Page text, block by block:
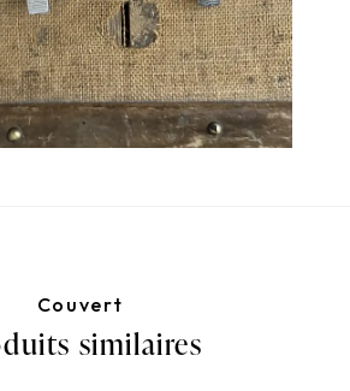
Couvert
similaires